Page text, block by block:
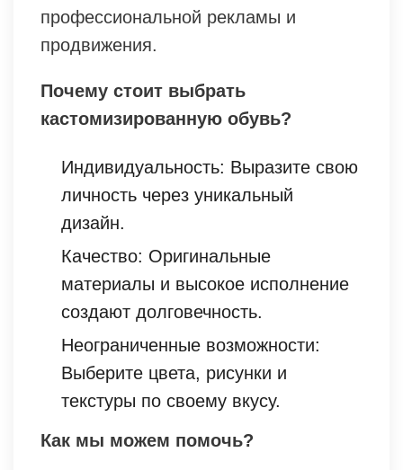
профессиональной рекламы и
продвижения.
Почему стоит выбрать
кастомизированную обувь?
Индивидуальность: Выразите свою
личность через уникальный
дизайн.
Качество: Оригинальные
материалы и высокое исполнение
создают долговечность.
Неограниченные возможности:
Выберите цвета, рисунки и
текстуры по своему вкусу.
Как мы можем помочь?